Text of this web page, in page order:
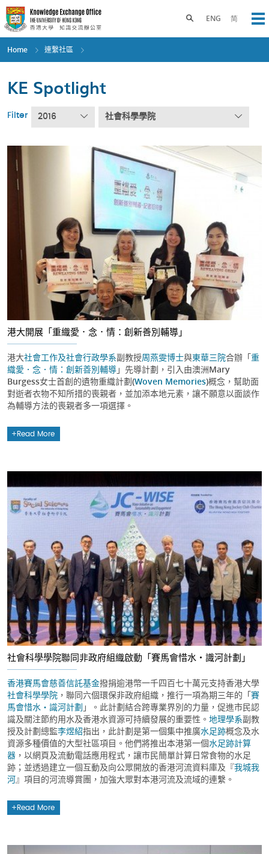
Skip
to
main
content
ENG 简
Toggle search panel
Home 連繫社區
KE Spotlight
Filter 2016 社會科學學院
港大開展「重織愛．念．情：創新善別輔導」
港大社會工作及社會行政學系副教授周燕雯博士與東華三院合辦「重
織愛．念．情：創新善別輔導」先導計劃，引入由澳洲Mary
Burgess女士首創的遺物重織計劃(Woven Memories)概念，幫助面
對逝者衣物不知所措的喪親者，並加添本地元素，讓不願意以面談作
為輔導方法的喪親者多一項選擇。
Read More
社會科學學院聯同非政府組織啟動「賽馬會惜水‧識河計劃」
香港賽馬會慈善信託基金撥捐逾港幣一千四百七十萬元支持香港大學
社會科學學院 ，聯同六個環保非政府組織，推行一項為期三年的「賽
馬會惜水‧識河計劃 」。此計劃結合跨專業界別的力量，促進市民認
識及關注節約用水及香港水資源可持續發展的重要性。 地理學系副教
授及計劃總監李煜紹指出，此計劃是第一個集中推廣水足跡概念及水
資源多種價值的大型社區項目。他們將推出本港第一個水足跡計算
器 ，以網頁及流動電話應用程式，讓市民簡單計算日常食物的水足
跡；並透過建立一個互動及向公眾開放的香港河流資料庫及『我城我
河』項目的河流導賞團，加強大眾對本港河流及流域的連繫。
Read More